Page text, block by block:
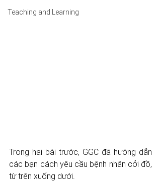
Teaching and Learning
Trong hai bài trước, GGC đã hướng dẫn
các bạn cách yêu cầu bệnh nhân cởi đồ,
từ trên xuống dưới.